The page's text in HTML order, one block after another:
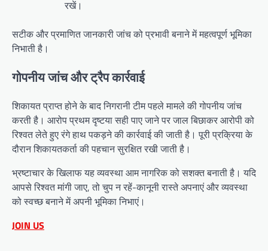
रखें।
सटीक और प्रमाणित जानकारी जांच को प्रभावी बनाने में महत्वपूर्ण भूमिका
निभाती है।
गोपनीय जांच और ट्रैप कार्रवाई
शिकायत प्राप्त होने के बाद निगरानी टीम पहले मामले की गोपनीय जांच
करती है। आरोप प्रथम दृष्टया सही पाए जाने पर जाल बिछाकर आरोपी को
रिश्वत लेते हुए रंगे हाथ पकड़ने की कार्रवाई की जाती है। पूरी प्रक्रिया के
दौरान शिकायतकर्ता की पहचान सुरक्षित रखी जाती है।
भ्रष्टाचार के खिलाफ यह व्यवस्था आम नागरिक को सशक्त बनाती है। यदि
आपसे रिश्वत मांगी जाए, तो चुप न रहें-कानूनी रास्ते अपनाएं और व्यवस्था
को स्वच्छ बनाने में अपनी भूमिका निभाएं।
JOIN US